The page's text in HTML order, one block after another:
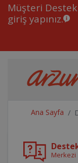
Müşteri
giriş yapınız.
Ana Sayfa
Merkezi